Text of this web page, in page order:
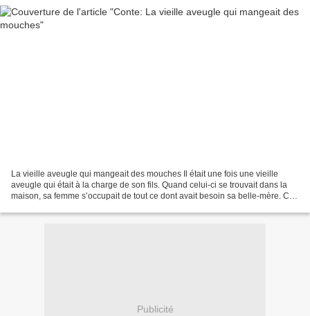
La vieille aveugle qui mangeait des mouches Il était une fois une vieille
aveugle qui était à la charge de son fils. Quand celui-ci se trouvait dans la
maison, sa femme s’occupait de tout ce dont avait besoin sa belle-mère. Ce
Publicité